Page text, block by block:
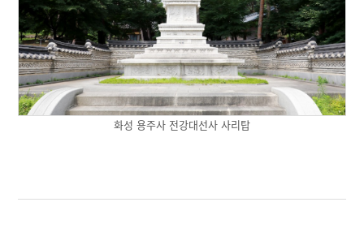
화성 용주사 전강대선사 사리탑